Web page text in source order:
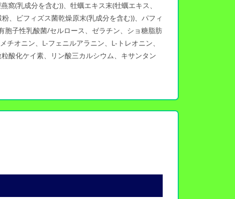
(乳成分を含む))、牡蠣エキス末(牡蠣エキス、
、ビフィズス菌乾燥原末(乳成分を含む))、パフィ
胞子性乳酸菌/セルロース、ゼラチン、ショ糖脂肪
オニン、L-フェニルアラニン、L-トレオニン、
酸化ケイ素、リン酸三カルシウム、キサンタン